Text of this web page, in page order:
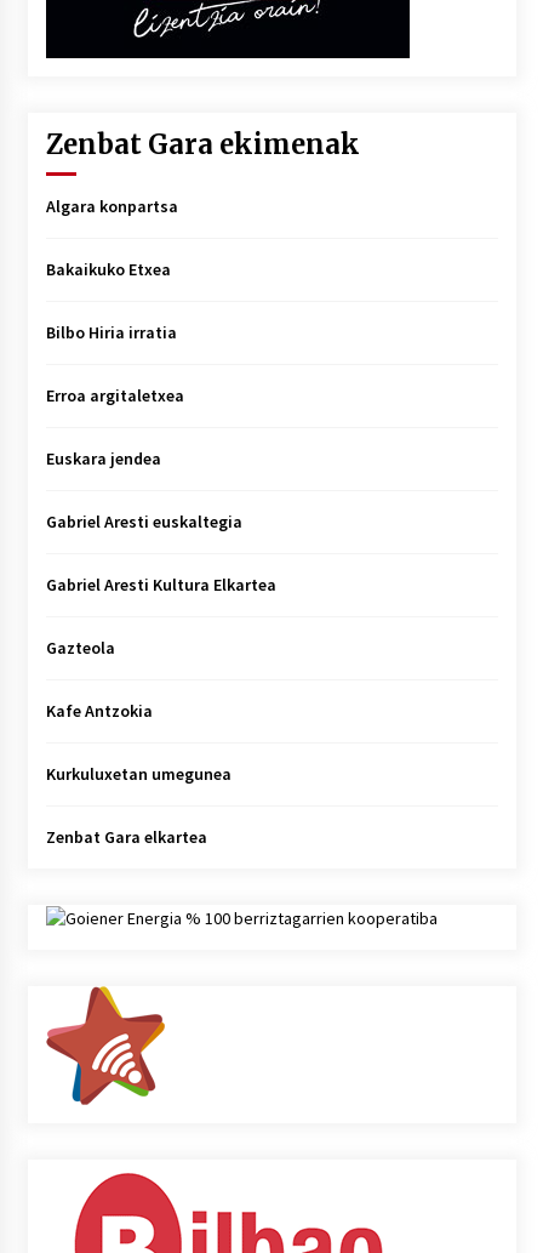
Zenbat Gara ekimenak
Algara konpartsa
Bakaikuko Etxea
Bilbo Hiria irratia
Erroa argitaletxea
Euskara jendea
Gabriel Aresti euskaltegia
Gabriel Aresti Kultura Elkartea
Gazteola
Kafe Antzokia
Kurkuluxetan umegunea
Zenbat Gara elkartea